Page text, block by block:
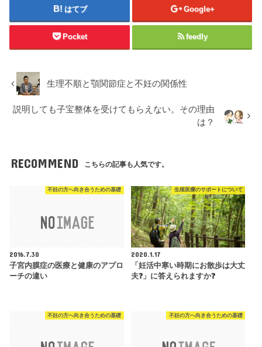
はてブ Google+
Pocket feedly
生理不順と顎関節症と不妊の関係性
説明しても子宝整体を受けてもらえない。その理由
は？
RECOMMEND こちらの記事も人気です。
不妊の方へ向き合うための基礎
2016.7.30
子宮内膜症の医療と健康のアプロ
ーチの違い
生殖医療のサポートについて
2020.1.17
「妊活中寒い時期にお散歩は大丈
夫❓」に答えられますか❓
不妊の方へ向き合うための基礎 不妊の方へ向き合うための基礎